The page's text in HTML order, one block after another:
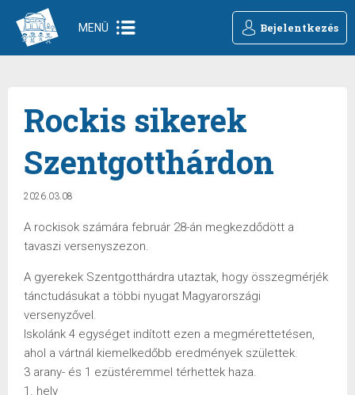
MENÜ Bejelentkezés
Rockis sikerek
Szentgotthárdon
2026.03.08
A rockisok számára február 28-án megkezdődött a
tavaszi versenyszezon.
A gyerekek Szentgotthárdra utaztak, hogy összegmérjék
tánctudásukat a többi nyugat Magyarországi
versenyzővel.
Iskolánk 4 egységet indított ezen a megmérettetésen,
ahol a vártnál kiemelkedőbb eredmények születtek.
3 arany- és 1 ezüstéremmel térhettek haza.
1. hely